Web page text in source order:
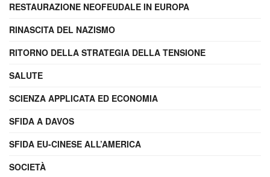
RESTAURAZIONE NEOFEUDALE IN EUROPA
RINASCITA DEL NAZISMO
RITORNO DELLA STRATEGIA DELLA TENSIONE
SALUTE
SCIENZA APPLICATA ED ECONOMIA
SFIDA A DAVOS
SFIDA EU-CINESE ALL’AMERICA
SOCIETÀ